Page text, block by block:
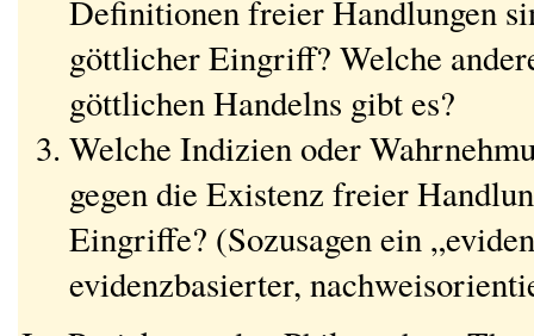
Definitionen freier Handlungen
göttlicher Eingriff? Welche
göttlichen Handelns gibt es?
Welche Indizien oder
gegen die Existenz freier
Eingriffe? (Sozusagen ein
evidenzbasierter,